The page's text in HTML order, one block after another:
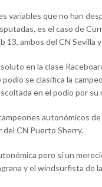
variables que no han
es el caso de
13, ambos del CN Sevilla
en la clase
se clasifica la
en el podio por su
autonómicos de
del CN Puerto Sherry.
pero sí un
y el windsurfista de